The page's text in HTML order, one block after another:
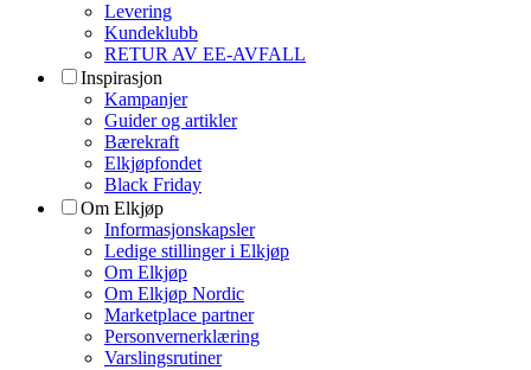
Levering
Kundeklubb
RETUR AV EE-AVFALL
Inspirasjon
Kampanjer
Guider og artikler
Bærekraft
Elkjøpfondet
Black Friday
Om Elkjøp
Informasjonskapsler
Ledige stillinger i Elkjøp
Om Elkjøp
Om Elkjøp Nordic
Marketplace partner
Personvernerklæring
Varslingsrutiner